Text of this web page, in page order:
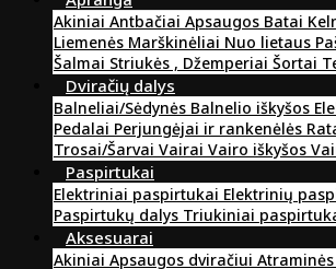
Akiniai Antbačiai Apsaugos Batai
Liemenės Marškinėliai Nuo lietaus
Šalmai Striukės , Džemperiai Šortai
Dviračių dalys
Balneliai/Sėdynės Balnelio iškyšos
Pedalai Perjungėjai ir rankenėlės
Trosai/Šarvai Vairai Vairo iškyšos
Paspirtukai
Elektriniai paspirtukai Elektrinių
Paspirtukų dalys Triukiniai
Aksesuarai
Akiniai Apsaugos dviračiui